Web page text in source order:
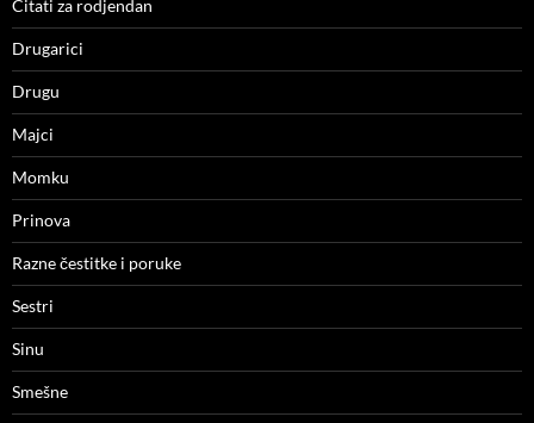
Citati za rodjendan
Drugarici
Drugu
Majci
Momku
Prinova
Razne čestitke i poruke
Sestri
Sinu
Smešne